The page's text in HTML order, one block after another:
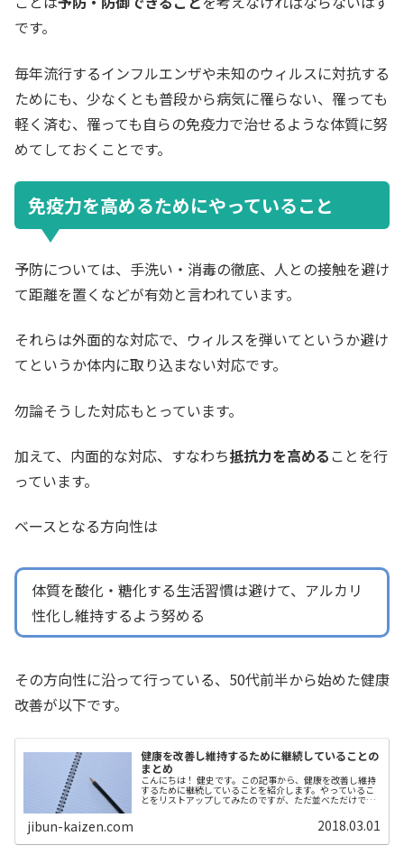
です。
毎年流行するインフルエンザや未知のウィルスに対抗する
ためにも、少なくとも普段から病気に罹らない、罹っても
軽く済む、罹っても自らの免疫力で治せるような体質に努
めてしておくことです。
免疫力を高めるためにやっていること
予防については、手洗い・消毒の徹底、人との接触を避け
て距離を置くなどが有効と言われています。
それらは外面的な対応で、ウィルスを弾いてというか避け
てというか体内に取り込まない対応です。
勿論そうした対応もとっています。
加えて、内面的な対応、すなわち抵抗力を高める ことを行
っています。
ベースとなる方向性は
体質を酸化・糖化する生活習慣は避けて、アルカリ
性化し維持するよう努める
その方向性に沿って行っている、50代前半から始めた健康
改善が以下です。
健康を改善し維持するために継続していることの
まとめ
こんにちは！ 健史です。この記事から、健康を改善し維持
するために継続していることを紹介します。やっているこ
とをリストアップしてみたのですが、ただ並べただけでは
jibun-kaizen.com 2018.03.01